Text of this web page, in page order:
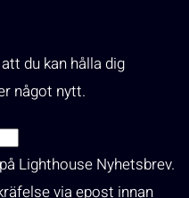
du kan hålla dig
något nytt.
Lighthouse Nyhetsbrev.
via epost innan